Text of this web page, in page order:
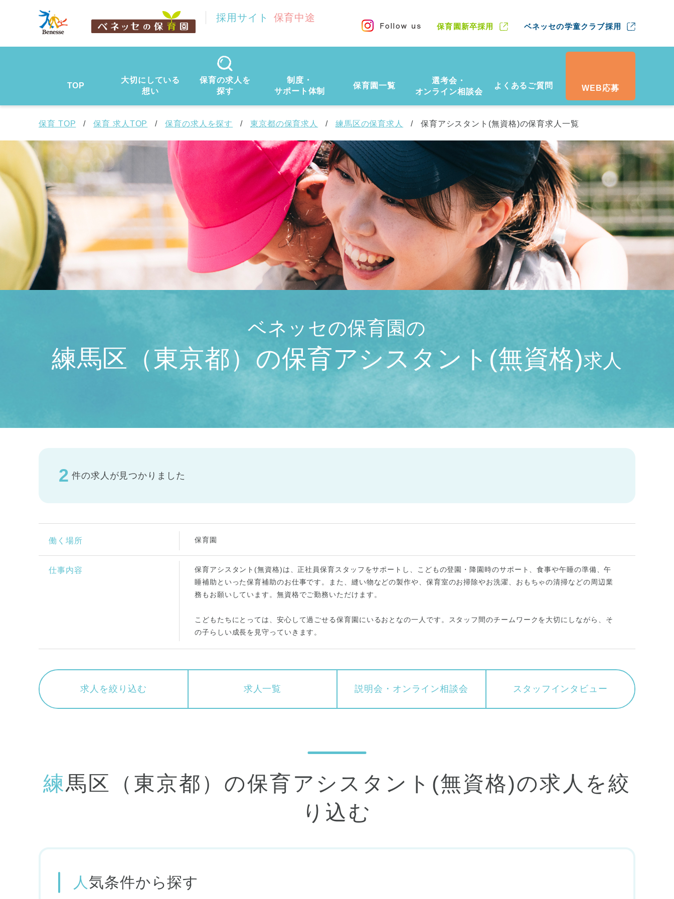
採用サイト 保育中途
保育園新卒採用 ベネッセの学童クラブ採用
TOP
大切にしている
想い
保育の求人を
探す
制度・
サポート体制
保育園一覧
選考会・
オンライン相談会
よくあるご質問 WEB応募
保育 TOP 保育 求人TOP 保育の求人を探す 東京都の保育求人 練馬区の保育求人 保育アシスタント(無資格)の保育求人一覧
ベネッセの保育園の
練馬区（東京都）の保育アシスタント(無資格)求人
2 件の求人が見つかりました
働く場所 保育園
仕事内容
保育アシスタント(無資格)は、正社員保育スタッフをサポートし、こどもの登園・降園時のサポート、食事や午睡の準備、午
睡補助といった保育補助のお仕事です。また、縫い物などの製作や、保育室のお掃除やお洗濯、おもちゃの清掃などの周辺業
務もお願いしています。無資格でご勤務いただけます。
こどもたちにとっては、安心して過ごせる保育園にいるおとなの一人です。スタッフ間のチームワークを大切にしながら、そ
の子らしい成長を見守っていきます。
求人を絞り込む 求人一覧 説明会・ オンライン相談会 スタッフ インタビュー
練馬区（東京都）の保育アシスタント(無資格)の求人を絞
り込む
人気条件から探す